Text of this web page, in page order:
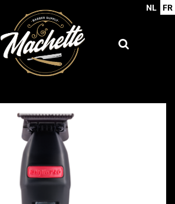
NL FR